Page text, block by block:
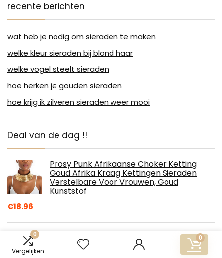
0
Vergelijken
0
recente berichten
wat heb je nodig om sieraden te maken
welke kleur sieraden bij blond haar
welke vogel steelt sieraden
hoe herken je gouden sieraden
hoe krijg ik zilveren sieraden weer mooi
Deal van de dag !!
Prosy Punk Afrikaanse Choker Ketting
Goud Afrika Kraag Kettingen Sieraden
Verstelbare Voor Vrouwen, Goud
Kunststof
€18.96
GD GOOD.designs EST. 2015 Maria ketting
voor vrouwen - Waterdicht - Madonna
ketting met kleine roestvrijstalen kruis